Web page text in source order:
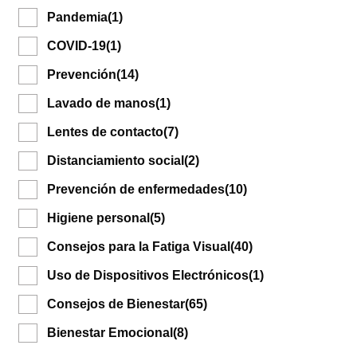
Pandemia(1)
COVID-19(1)
Prevención(14)
Lavado de manos(1)
Lentes de contacto(7)
Distanciamiento social (2)
Prevención de enfermedades(10)
Higiene personal (5)
Consejos para la Fatiga Visual (40)
Uso de Dispositivos Electrónicos(1)
Consejos de Bienestar(65)
Bienestar Emocional (8)